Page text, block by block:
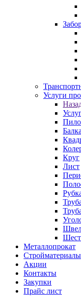
Услуги
Балка
Круг
Лист
Металлопрокат
Стройматериалы
Акции
Контакты
Закупки
Прайс лист